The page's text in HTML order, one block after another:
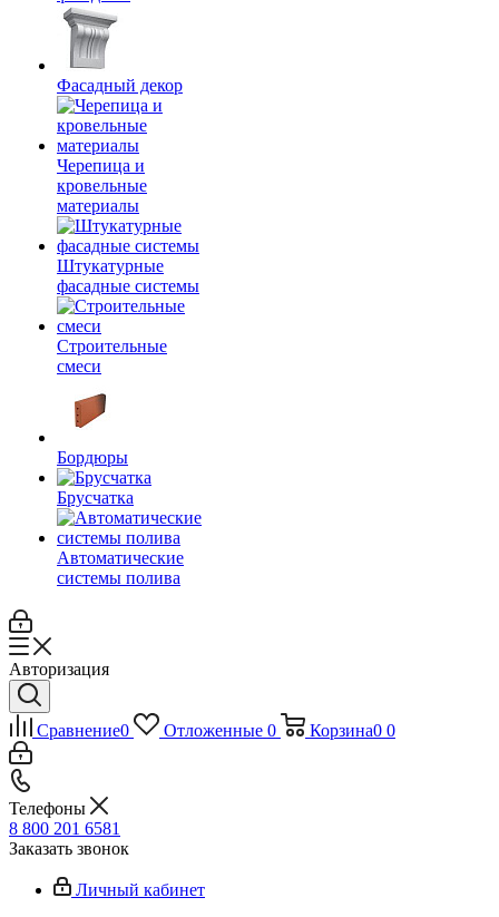
Фасадный декор
Черепица и
кровельные
материалы
Штукатурные
фасадные системы
Строительные
смеси
Бордюры
Брусчатка
Автоматические
системы полива
Авторизация
Сравнение0 Отложенные 0 Корзина0 0
Телефоны
8 800 201 6581
Заказать звонок
Личный кабинет